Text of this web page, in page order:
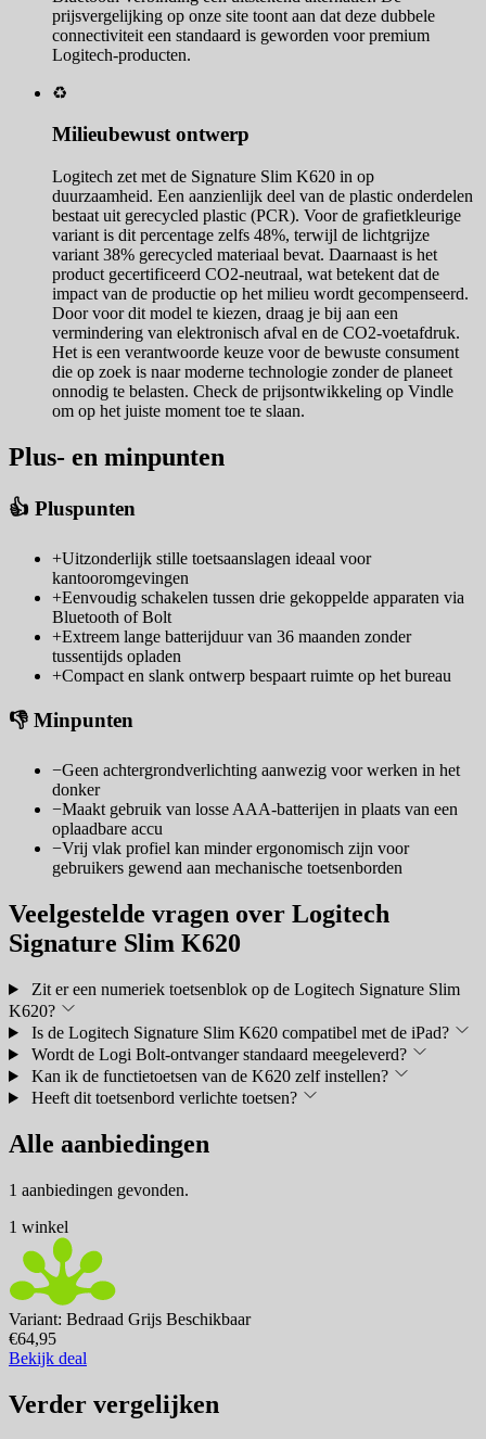
prijsvergelijking op onze site toont aan dat deze dubbele
connectiviteit een standaard is geworden voor premium
Logitech-producten.
♻️
Milieubewust ontwerp
Logitech zet met de Signature Slim K620 in op
duurzaamheid. Een aanzienlijk deel van de plastic onderdelen
bestaat uit gerecycled plastic (PCR). Voor de grafietkleurige
variant is dit percentage zelfs 48%, terwijl de lichtgrijze
variant 38% gerecycled materiaal bevat. Daarnaast is het
product gecertificeerd CO2-neutraal, wat betekent dat de
impact van de productie op het milieu wordt gecompenseerd.
Door voor dit model te kiezen, draag je bij aan een
vermindering van elektronisch afval en de CO2-voetafdruk.
Het is een verantwoorde keuze voor de bewuste consument
die op zoek is naar moderne technologie zonder de planeet
onnodig te belasten. Check de prijsontwikkeling op Vindle
om op het juiste moment toe te slaan.
Plus- en minpunten
👍 Pluspunten
+Uitzonderlijk stille toetsaanslagen ideaal voor
kantooromgevingen
+Eenvoudig schakelen tussen drie gekoppelde apparaten via
Bluetooth of Bolt
+Extreem lange batterijduur van 36 maanden zonder
tussentijds opladen
+Compact en slank ontwerp bespaart ruimte op het bureau
👎 Minpunten
−Geen achtergrondverlichting aanwezig voor werken in het
donker
−Maakt gebruik van losse AAA-batterijen in plaats van een
oplaadbare accu
−Vrij vlak profiel kan minder ergonomisch zijn voor
gebruikers gewend aan mechanische toetsenborden
Veelgestelde vragen over Logitech
Signature Slim K620
Zit er een numeriek toetsenblok op de Logitech Signature Slim
K620?
Is de Logitech Signature Slim K620 compatibel met de iPad?
Wordt de Logi Bolt-ontvanger standaard meegeleverd?
Kan ik de functietoetsen van de K620 zelf instellen?
Heeft dit toetsenbord verlichte toetsen?
Alle aanbiedingen
1 aanbiedingen gevonden.
1 winkel
Variant: Bedraad Grijs Beschikbaar
€64,95
Bekijk deal
Verder vergelijken